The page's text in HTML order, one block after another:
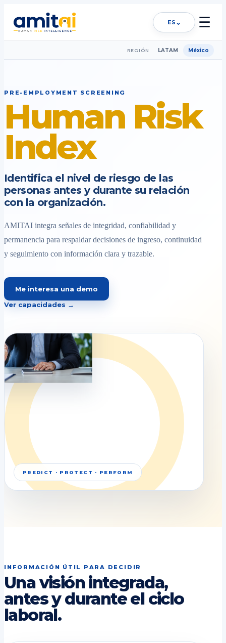
ES ⌄ ☰
REGIÓN LATAM México
PRE-EMPLOYMENT SCREENING
Human Risk
Index
Identifica el nivel de riesgo de las
personas antes y durante su relación
con la organización.
AMITAI integra señales de integridad, confiabilidad y
permanencia para respaldar decisiones de ingreso, continuidad
y seguimiento con información clara y trazable.
Me interesa una demo
Ver capacidades →
PREDICT · PROTECT · PERFORM
INFORMACIÓN ÚTIL PARA DECIDIR
Una visión integrada,
antes y durante el ciclo
laboral.